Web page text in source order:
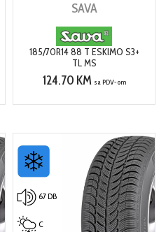
SAVA
185/70R14 88 T ESKIMO S3+
TL MS
124.70 KM sa PDV-om
67 DB
C